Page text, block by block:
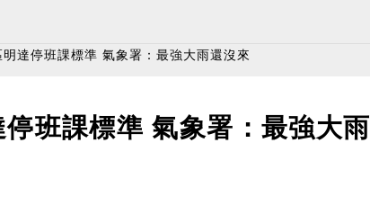
達停班課標準 氣象署：最強大雨還沒來
停班課標準 氣象署：最強大雨